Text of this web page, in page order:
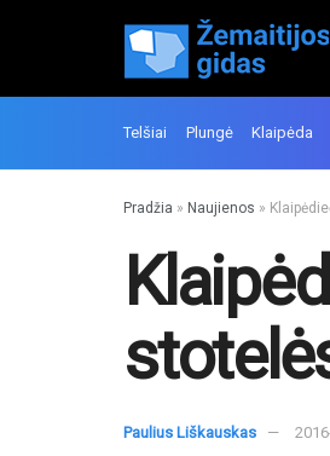
Telšiai Plungė Klaipėda
Pradžia » Naujienos »
Paulius Liškauskas